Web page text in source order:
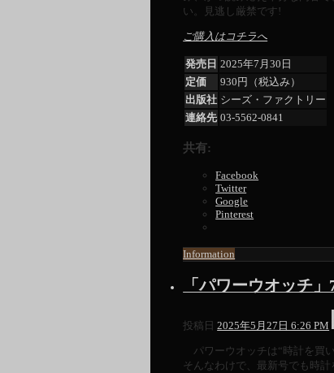
い。見逃し厳禁です!
ご購入はコチラへ
発売日 2025年7月30日
定価
930円（税込み）
出版社 シーズ・ファクトリー
連絡先 03-5562-0841
共有:
Facebook
Twitter
Google
Pinterest
Information
「パワーウオッチ
投稿日 2025年5月27日 6:26 PM
パワーウオッチは“時計を買
そんなわけで、最新号でも時